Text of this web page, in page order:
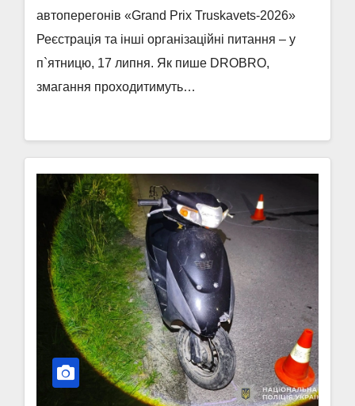
автоперегонів «Grand Prix Truskavets-2026»
Реєстрація та інші організаційні питання – у
п`ятницю, 17 липня. Як пише DROBRO,
змагання проходитимуть…